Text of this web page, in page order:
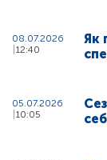
08.07.2026
12:40
Як
05.07.2026
10:05